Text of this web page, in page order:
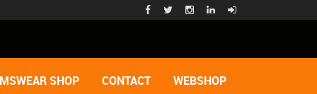
SHOP CONTACT WEBSHOP